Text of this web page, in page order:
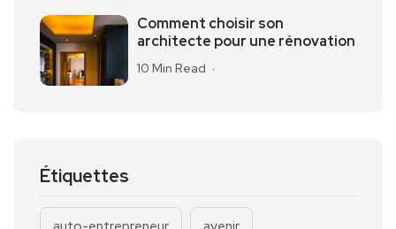
Comment choisir son
architecte pour une rénovation
10 Min Read
Étiquettes